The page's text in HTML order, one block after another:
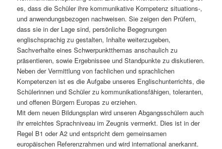
es, dass die Schüler ihre kommunikative Kompetenz situations-,
und anwendungsbezogen nachweisen. Sie zeigen den Prüfern,
dass sie in der Lage sind, persönliche Begegnungen
englischsprachig zu gestalten, Inhalte weiterzugeben,
Sachverhalte eines Schwerpunktthemas anschaulich zu
präsentieren, sowie Ergebnissee und Standpunkte zu diskutieren.
Neben der Vermittlung von fachlichen und sprachlichen
Kompetenzen ist es die Aufgabe unseres Englischunterrichts, die
Schülerinnen und Schüler zu kommunikationsfähigen, toleranten,
und offenen Bürgern Europas zu erziehen.
Mit dem neuen Bildungsplan wird unseren Abgangsschülern auch
ihr erreichtes Sprachniveau im Zeugnis vermerkt. Dies ist in der
Regel B1 oder A2 und entspricht dem gemeinsamen
europäischen Referenzrahmen und wird international anerkannt.